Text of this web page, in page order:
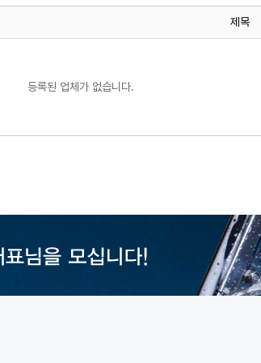
제목
등록된 업체가 없습니다.